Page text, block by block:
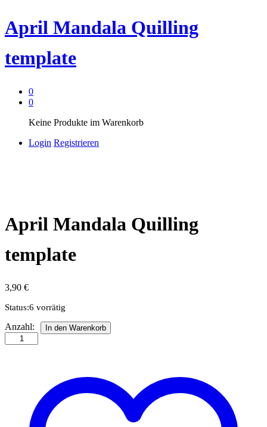
April Mandala Quilling
template
0
0
Keine Produkte im Warenkorb
Login Registrieren
April Mandala Quilling
template
3,90 €
Status:6 vorrätig
April
Mandala
Quilling
Anzahl: In den Warenkorb